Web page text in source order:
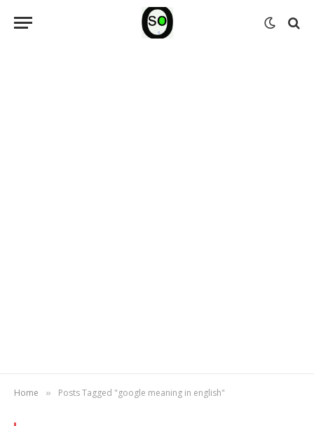
Home » Posts Tagged "google meaning in english"